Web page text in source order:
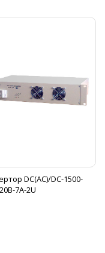
DC(АС)/DC-1500-
7А-2U